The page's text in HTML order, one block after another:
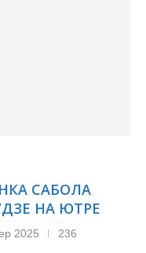
САБОЛА
НА ЮТРЕ
2025
236